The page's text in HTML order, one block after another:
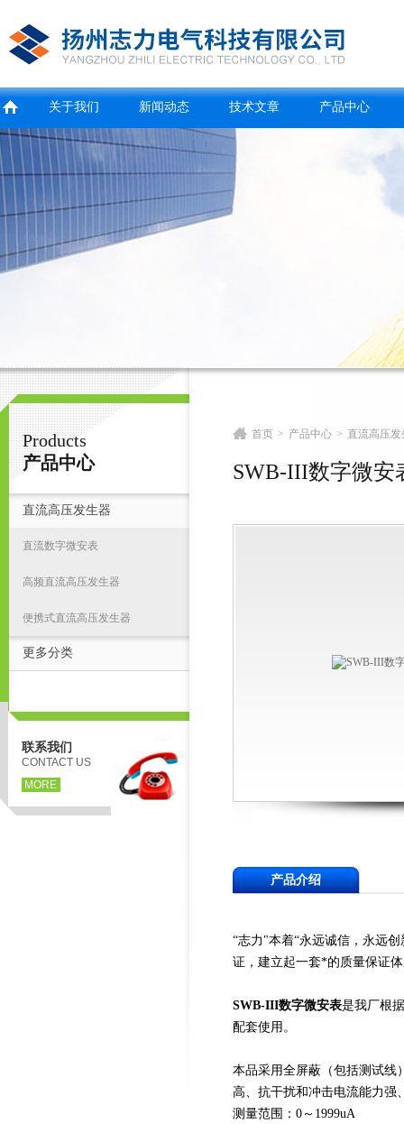
扬州志力电气科技有限公司/扬州高压测试仪
关于我们 新闻动态 技术文章 产品中心
Products
产品中心
直流高压发生器
直流数字微安表
高频直流高压发生器
便携式直流高压发生器
更多分类
联系我们
CONTACT US
MORE
首页 > 产品中心 > 直流高压发
SWB-III数字微安
产品介绍
“志力"本着“永远诚信，永远
证，建立起一套*的质量保证
SWB-III数字微安表是我厂根
配套使用。
本品采用全屏蔽（包括测试线
高、抗干扰和冲击电流能力强
测量范围：0～1999uA